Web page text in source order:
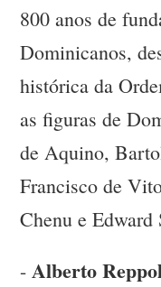
800 anos de
Dominicanos,
histórica da
as figuras de
de Aquino,
Francisco de
Chenu e
-Alberto